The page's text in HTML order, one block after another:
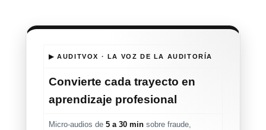
▶ AUDITVOX · LA VOZ DE LA AUDITORÍA
Convierte cada trayecto en
aprendizaje profesional
Micro-audios de 5 a 30 min sobre fraude,